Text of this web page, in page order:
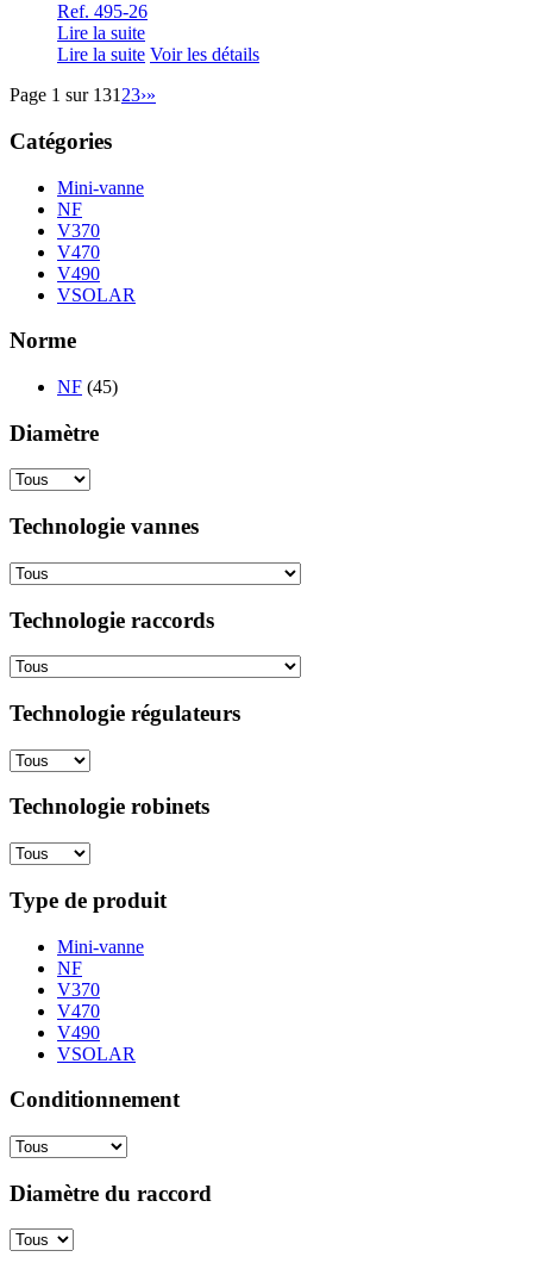
Ref. 495-26
Lire la suite
Lire la suite Voir les détails
Page 1 sur 131 23›»
Catégories
Mini-vanne
NF
V370
V470
V490
VSOLAR
Norme
NF (45)
Diamètre
Technologie vannes
Technologie raccords
Technologie régulateurs
Technologie robinets
Type de produit
Mini-vanne
NF
V370
V470
V490
VSOLAR
Conditionnement
Diamètre du raccord